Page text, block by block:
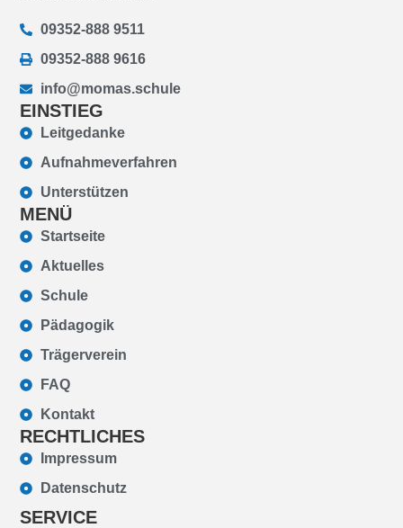
09352-888 9511
09352-888 9616
info@momas.schule
EINSTIEG
Leitgedanke
Aufnahmeverfahren
Unterstützen
MENÜ
Startseite
Aktuelles
Schule
Pädagogik
Trägerverein
FAQ
Kontakt
RECHTLICHES
Impressum
Datenschutz
SERVICE